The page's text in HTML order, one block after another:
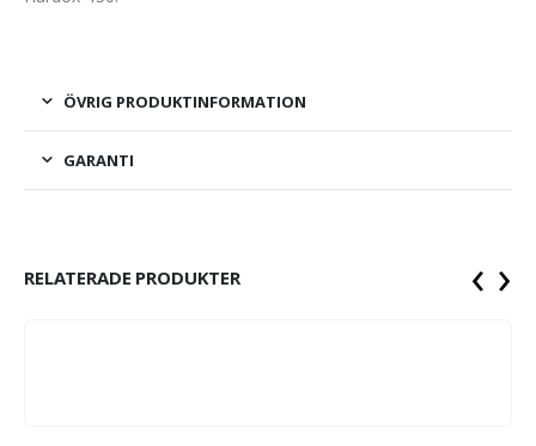
ÖVRIG PRODUKTINFORMATION
GARANTI
RELATERADE PRODUKTER ‹ ›